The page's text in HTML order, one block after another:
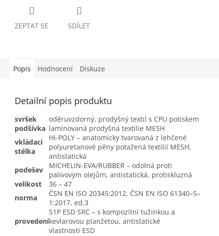
ZEPTAT SE SDÍLET
Popis Hodnocení Diskuze
Detailní popis produktu
svršek
oděruvzdorný, prodyšný textil s CPU potiskem
podšívka laminovaná prodyšná textilie MESH
vkládací
stélka
HI-POLY – anatomicky tvarovaná z lehčené
polyuretanové pěny potažená textilií MESH,
antistatická
podešev
MICHELIN-EVA/RUBBER – odolná proti
palivovým olejům, antistatická, protiskluzná
velikost
36 – 47
norma
ČSN EN ISO 20345:2012, ČSN EN ISO 61340–5–
1:2017, ed.3
provedení
S1P ESD SRC – s kompozitní tužinkou a
kevlarovou planžetou, antistatické
vlastnosti ESD